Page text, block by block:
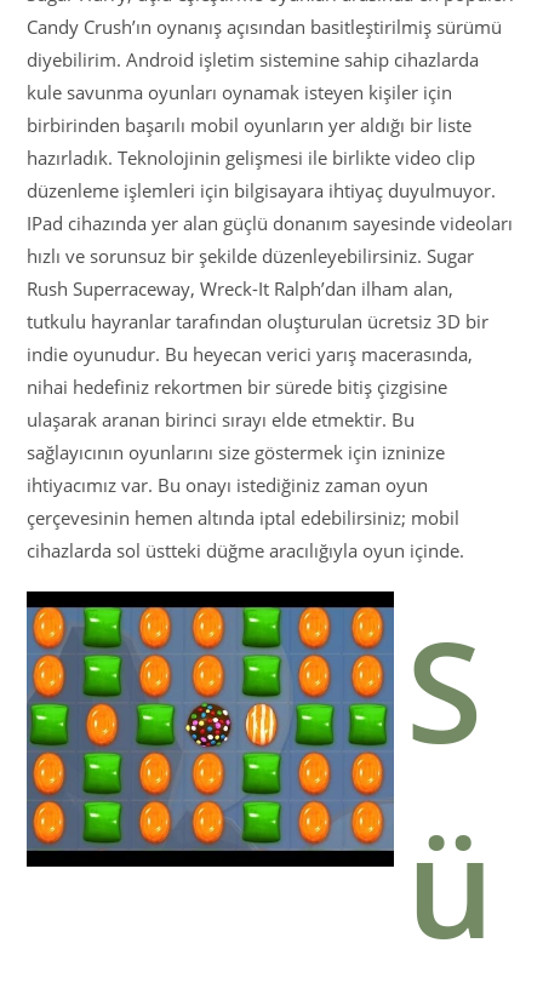
Candy Crush’ın oynanış açısından basitleştirilmiş sürümü
diyebilirim. Android işletim sistemine sahip cihazlarda
kule savunma oyunları oynamak isteyen kişiler için
birbirinden başarılı mobil oyunların yer aldığı bir liste
hazırladık. Teknolojinin gelişmesi ile birlikte video clip
düzenleme işlemleri için bilgisayara ihtiyaç duyulmuyor.
IPad cihazında yer alan güçlü donanım sayesinde videoları
hızlı ve sorunsuz bir şekilde düzenleyebilirsiniz. Sugar
Rush Superraceway, Wreck-It Ralph’dan ilham alan,
tutkulu hayranlar tarafından oluşturulan ücretsiz 3D bir
indie oyunudur. Bu heyecan verici yarış macerasında,
nihai hedefiniz rekortmen bir sürede bitiş çizgisine
ulaşarak aranan birinci sırayı elde etmektir. Bu
sağlayıcının oyunlarını size göstermek için izninize
ihtiyacımız var. Bu onayı istediğiniz zaman oyun
çerçevesinin hemen altında iptal edebilirsiniz; mobil
cihazlarda sol üstteki düğme aracılığıyla oyun içinde.
S
ü